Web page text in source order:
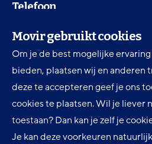
Movir gebruikt cookies
Om je de best mogelijke
bieden, plaatsen wij en anderen
deze te accepteren geef je ons
cookies te plaatsen. Wil je liever
toestaan? Dan kan je zelf je
Je kan deze voorkeuren
Telefoon
Digitale toegankelijkheid
Movir Momentum AOV
Ervaringen en inspiratie
Klantenservice